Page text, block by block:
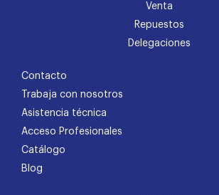
Venta
Repuestos
Delegaciones
Contacto
Trabaja con nosotros
Asistencia técnica
Acceso Profesionales
Catálogo
Blog